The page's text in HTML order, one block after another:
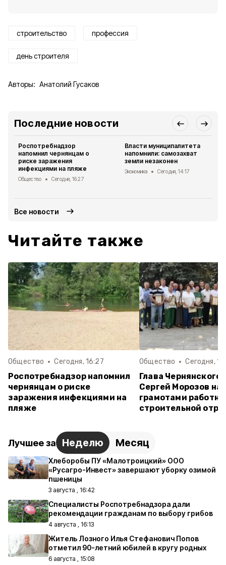
строительство профессия
день строителя
Авторы: Анатолий Гусаков
Последние новости
Роспотребнадзор
напомнил чернянцам о
риске заражения
инфекциями на пляже
Общество Сегодня, 16:27
Власти муниципалитета
напомнили: самозахват
земли незаконен
Экономика Сегодня, 14:17
Все новости
Читайте также
Общество Сегодня, 16:27
Роспотребнадзор напомнил
чернянцам о риске
заражения инфекциями на
пляже
Общество Сегодня,
Глава Чернянского
Сергей Морозов
грамотами
строительной
Лучшее за Неделю Месяц
Хлеборобы ПУ «Малотроицкий» ООО
«Русагро-Инвест» завершают уборку озимой
пшеницы
3 августа , 16:42
Специалисты Роспотребнадзора дали
рекомендации гражданам по выбору грибов
4 августа , 16:13
Житель Лозного Илья Стефанович Попов
отметил 90-летний юбилей в кругу родных
6 августа , 15:08